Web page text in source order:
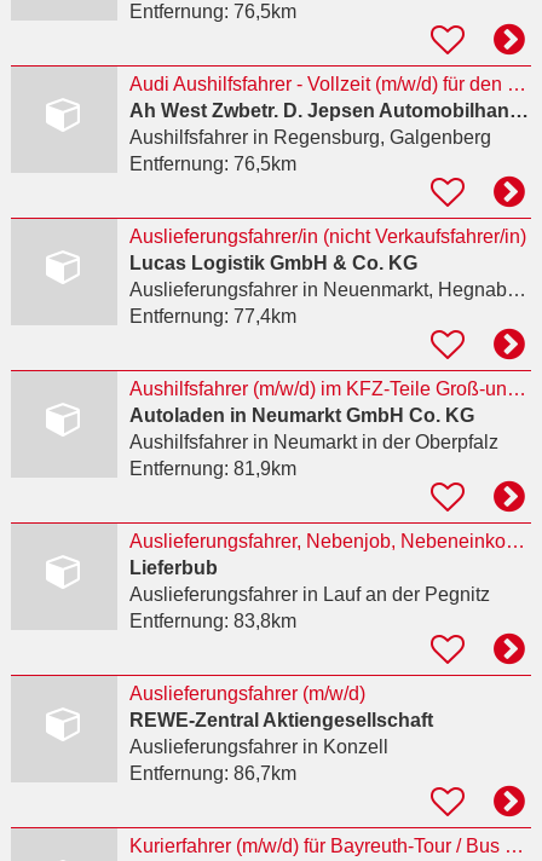
Entfernung: 76,5km
Audi Aushilfsfahrer - Vollzeit (m/w/d) für den Standort Audi Zentrum Regensburg
Ah West Zwbetr. D. Jepsen Automobilhandels GmbH
Aushilfsfahrerin Regensburg, Galgenberg
Entfernung: 76,5km
Auslieferungsfahrer/in (nicht Verkaufsfahrer/in)
Lucas Logistik GmbH & Co. KG
Auslieferungsfahrerin Neuenmarkt, Hegnabrunn
Entfernung: 77,4km
Aushilfsfahrer (m/w/d) im KFZ-Teile Groß-und Einzelhandel
Autoladen in Neumarkt GmbH Co. KG
Aushilfsfahrerin Neumarkt in der Oberpfalz
Entfernung: 81,9km
Auslieferungsfahrer, Nebenjob, Nebeneinkommen
Lieferbub
Auslieferungsfahrerin Lauf an der Pegnitz
Entfernung: 83,8km
Auslieferungsfahrer (m/w/d)
REWE-Zentral Aktiengesellschaft
Auslieferungsfahrerin Konzell
Entfernung: 86,7km
Kurierfahrer (m/w/d) für Bayreuth-Tour / Bus kann n.H. mitgenommen werden